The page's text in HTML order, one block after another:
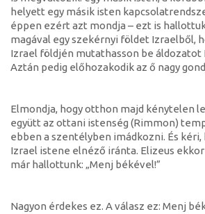
helyett egy másik isten
éppen ezért azt mondja – ezt is
magával egy szekérnyi földet Izraelből,
Izrael földjén mutathasson be áldozatot
Aztán pedig előhozakodik az ő nagy
Elmondja, hogy otthon majd kénytelen
együtt az ottani istenség (Rimmon)
ebben a szentélyben imádkozni. És kéri,
Izrael istene elnéző iránta. Elizeus
már hallottunk: „Menj békével!”
Nagyon érdekes ez. A válasz ez: Menj